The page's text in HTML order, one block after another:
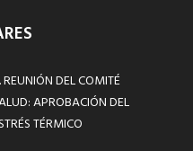
DEL COMITÉ
APROBACIÓN DEL
TÉRMICO